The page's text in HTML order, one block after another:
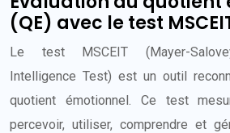
(QE) avec le test
Le test MSCEIT (Mayer-
Intelligence Test) est un outil
quotient émotionnel. Ce test
percevoir, utiliser, comprendre et